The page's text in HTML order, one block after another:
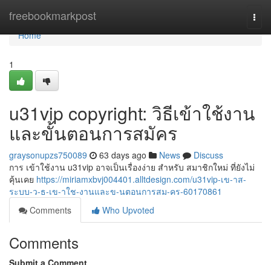
freebookmarkpost
Home
Home
1
u31vip copyright: วิธีเข้าใช้งาน
และขั้นตอนการสมัคร
graysonupzs750089 63 days ago News
Discuss
การ เข้าใช้งาน u31vip อาจเป็นเรื่องง่าย สำหรับ สมาชิกใหม่ ที่ยังไม่
คุ้นเคย https://miriamxbvj004401.alltdesign.com/u31vip-เข-าส-
ระบบ-ว-ธ-เข-าใช-งานและข-นตอนการสม-คร-60170861
Comments
Who Upvoted
Comments
Submit a Comment